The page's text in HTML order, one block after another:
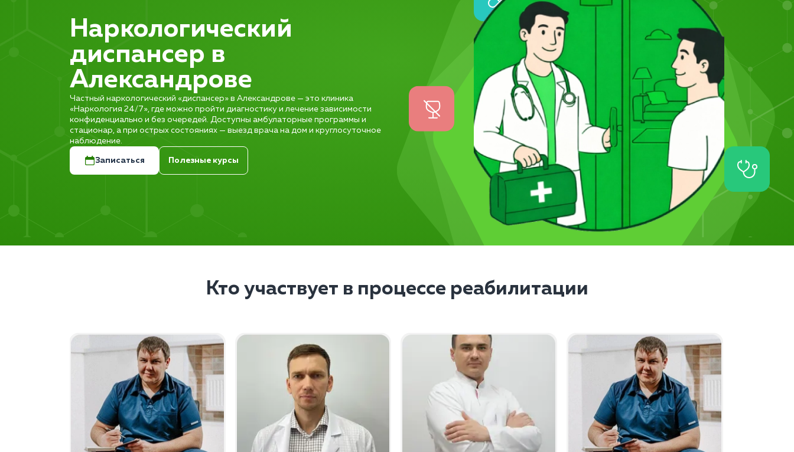
Наркологический
диспансер в
Александрове
Частный наркологический «диспансер» в Александрове — это клиника
«Наркология 24/7», где можно пройти диагностику и лечение зависимости
конфиденциально и без очередей. Доступны амбулаторные программы и
стационар, а при острых состояниях — выезд врача на дом и круглосуточное
наблюдение.
Записаться Полезные курсы
Кто участвует в процессе реабилитации